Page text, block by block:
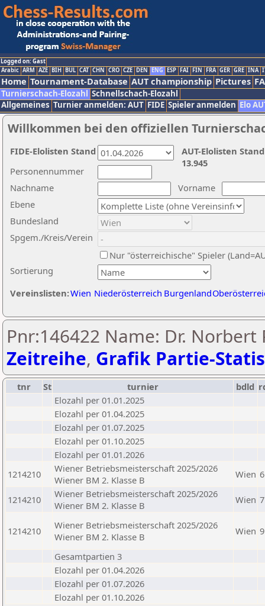
Logged on: Gast
Arabic ARM AZE BIH BUL CAT CHN CRO CZE DEN ENG ESP FAI FIN FRA GER GRE INA
Home Tournament-Database AUT championship Pictures
Turnierschach-Elozahl Schnellschach-Elozahl
Allgemeines Turnier anmelden: AUT FIDE Spieler anmelden Elo
Willkommen bei den offiziellen
Nachname
Vorname
Ebene
Sortierung
Personennummer
Bundesland
Spgem./Kreis/Verein
Nur "österreichische" Spieler
Vereinslisten:Wien Niederösterreich Burgenland
AUT-Elolisten
13.945
FIDE-Elolisten Stand
Pnr:146422 Name: Dr. Norbert
Zeitreihe, Grafik Partie-
tnr St turnier bdld
Elozahl per 01.01.2025
Elozahl per 01.04.2025
Elozahl per 01.07.2025
Elozahl per 01.10.2025
Elozahl per 01.01.2026
1214210
Wiener Betriebsmeisterschaft 2025/2026
Wiener BM 2. Klasse B
Wien 6
1214210
Wiener Betriebsmeisterschaft 2025/2026
Wiener BM 2. Klasse B
Wien 7
1214210
Wiener Betriebsmeisterschaft 2025/2026
Wiener BM 2. Klasse B
Wien 9
Gesamtpartien 3
Elozahl per 01.04.2026
Elozahl per 01.07.2026
Elozahl per 01.10.2026